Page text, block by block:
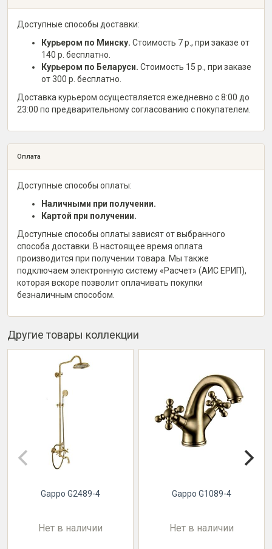
Доступные способы доставки:
Курьером по Минску. Стоимость 7 р., при заказе от
140 р. бесплатно.
Курьером по Беларуси. Стоимость 15 р., при заказе
от 300 р. бесплатно.
Доставка курьером осуществляется ежедневно с 8:00 до
23:00 по предварительному согласованию с покупателем.
Оплата
Доступные способы оплаты:
Наличными при получении.
Картой при получении.
Доступные способы оплаты зависят от выбранного
способа доставки. В настоящее время оплата
производится при получении товара. Мы также
подключаем электронную систему «Расчет» (АИС ЕРИП),
которая вскоре позволит оплачивать покупки
безналичным способом.
Другие товары коллекции
Gappo G2489-4
Нет в наличии
Gappo G1089-4
Нет в наличии